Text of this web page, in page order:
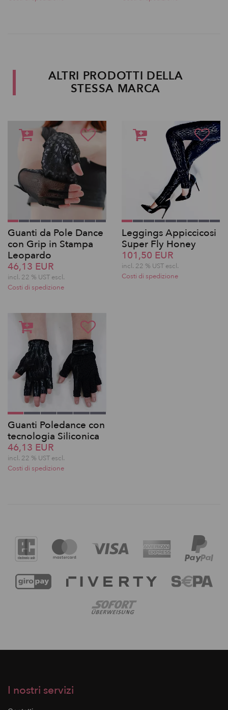
ALTRI PRODOTTI DELLA
STESSA MARCA
Guanti da Pole Dance
con Grip in Stampa
Leopardo
46,13 EUR
incl. 22 % UST escl.
Costi di spedizione
Leggings Appiccicosi
Super Fly Honey
101,50 EUR
incl. 22 % UST escl.
Costi di spedizione
Guanti Poledance con
tecnologia Siliconica
46,13 EUR
incl. 22 % UST escl.
Costi di spedizione
I nostri servizi